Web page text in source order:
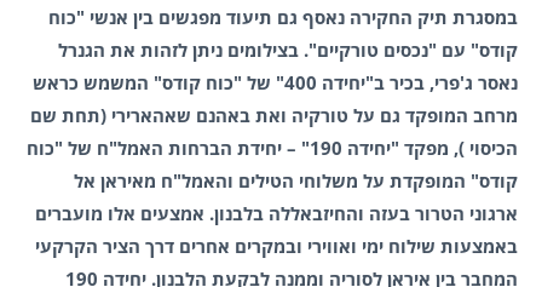
במסגרת תיק החקירה נאסף גם תיעוד מפגשים בין אנשי "כוח
קודס" עם "נכסים טורקיים". בצילומים ניתן לזהות את הגנרל
נאסר ג'פרי, בכיר ב"יחידה 400" של "כוח קודס" המשמש כראש
מרחב המופקד גם על טורקיה ואת באהנם שאהארירי (תחת שם
הכיסוי ), מפקד "יחידה 190" – יחידת הברחות האמל"ח של "כוח
קודס" המופקדת על משלוחי הטילים והאמל"ח מאיראן אל
ארגוני הטרור בעזה והחיזבאללה בלבנון. אמצעים אלו מועברים
באמצעות שילוח ימי ואווירי ובמקרים אחרים דרך הציר הקרקעי
המחבר בין איראן לסוריה וממנה לבקעת הלבנון. יחידה 190